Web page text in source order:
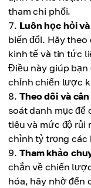
tham chi phối.
Luôn học hỏi
biến đổi. Hãy
kinh tế và tin tức
Điều này giúp bạn
chỉnh chiến lược
Theo dõi và
soát danh mục để
tiêu và mức độ rủi
chỉnh tỷ trọng các
Tham khảo
chắn về chiến
hóa, hãy nhờ đến